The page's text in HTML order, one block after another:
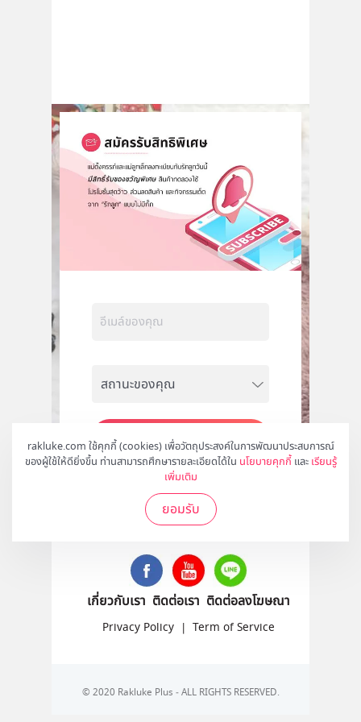
rakluke.com ใช้คุกกี้ (cookies) เพื่อวัตถุประสงค์ในการพัฒนาประสบการณ์
ของผู้ใช้ให้ดียิ่งขึ้น ท่านสามารถศึกษารายละเอียดได้ใน นโยบายคุกกี้ และ เรียนรู้
เพิ่มเติม
ยอมรับ
สมัคร
ติดตามเราได้ที่
เกี่ยวกับเรา ติดต่อเรา ติดต่อลงโฆษณา
Privacy Policy | Term of Service
© 2020 Rakluke Plus - ALL RIGHTS RESERVED.